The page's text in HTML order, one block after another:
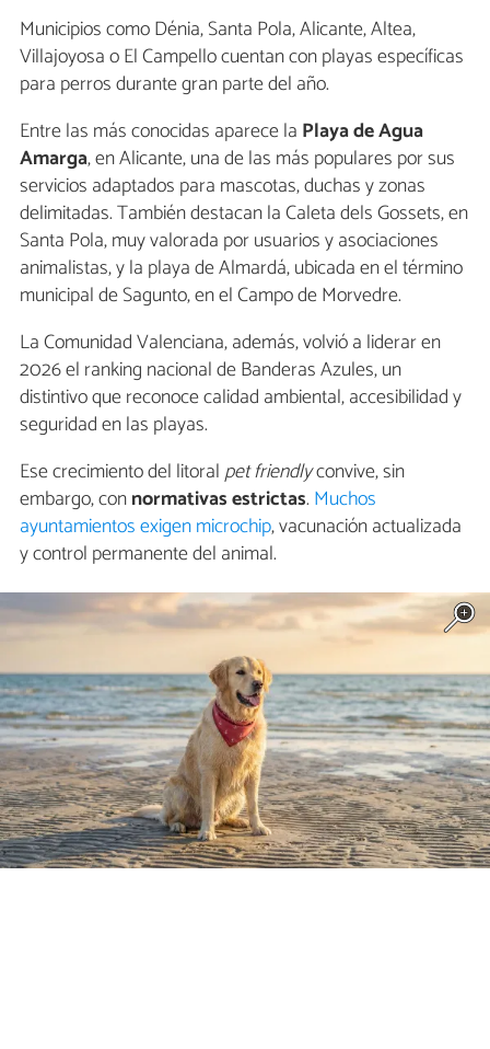
Municipios como Dénia, Santa Pola, Alicante, Altea,
Villajoyosa o El Campello cuentan con playas específicas
para perros durante gran parte del año.
Entre las más conocidas aparece la Playa de Agua
Amarga, en Alicante, una de las más populares por sus
servicios adaptados para mascotas, duchas y zonas
delimitadas. También destacan la Caleta dels Gossets, en
Santa Pola, muy valorada por usuarios y asociaciones
animalistas, y la playa de Almardá, ubicada en el término
municipal de Sagunto, en el Campo de Morvedre.
La Comunidad Valenciana, además, volvió a liderar en
2026 el ranking nacional de Banderas Azules, un
distintivo que reconoce calidad ambiental, accesibilidad y
seguridad en las playas.
Ese crecimiento del litoralpet friendlyconvive, sin
embargo, connormativas estrictas. Muchos
ayuntamientos exigen microchip, vacunación actualizada
y control permanente del animal.